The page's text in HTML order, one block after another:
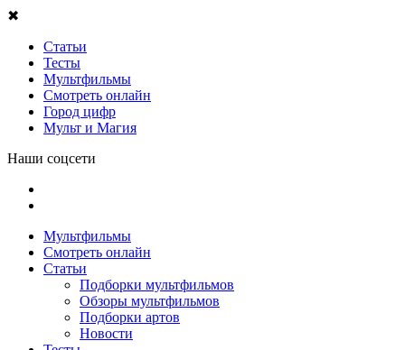
✖
Статьи
Тесты
Мультфильмы
Смотреть онлайн
Город цифр
Мульт и Магия
Наши соцсети
Мультфильмы
Смотреть онлайн
Статьи
Подборки мультфильмов
Обзоры мультфильмов
Подборки артов
Новости